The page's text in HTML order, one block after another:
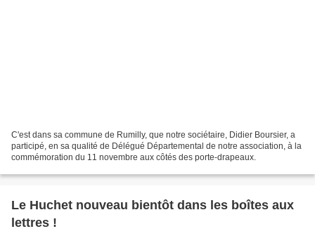
C'est dans sa commune de Rumilly, que notre sociétaire, Didier Boursier, a
participé, en sa qualité de Délégué Départemental de notre association, à la
commémoration du 11 novembre aux côtés des porte-drapeaux.
Le Huchet nouveau bientôt dans les boîtes aux
lettres !